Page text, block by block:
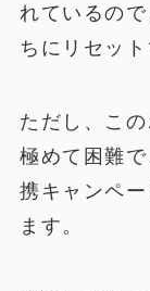
れているの
ちにリセッ
ただし、こ
極めて困難
携キャンペ
ます。